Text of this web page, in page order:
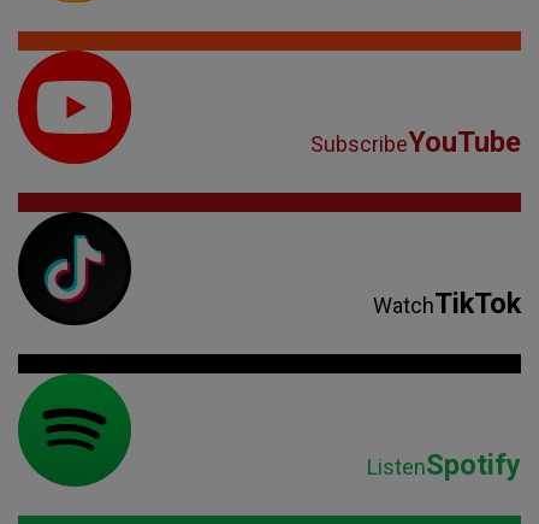
SubscribeYouTube
WatchTikTok
ListenSpotify